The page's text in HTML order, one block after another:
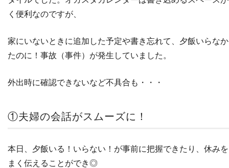
く便利なのですが、
家にいないときに追加した予定や書き忘れて、夕飯いらな
たのに！事故（事件）が発生していました。
外出時に確認できないなど不具合も・・・
①夫婦の会話がスムーズに！
本日、夕飯いる！いらない！が事前に把握できたり、休み
まく伝えることができ◎